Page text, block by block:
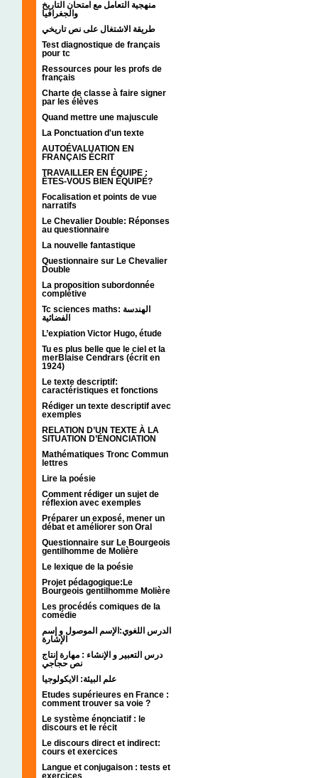
منهجية التعامل مع امتحان التاريخ
والجغرافيا
طريقة الاشتغال على نص تاريخي
Test diagnostique de français
pour tc
Ressources pour les profs de
français
Charte de classe à faire signer
par les élèves
Quand mettre une majuscule
La Ponctuation d'un texte
AUTOÉVALUATION EN
FRANÇAIS ÉCRIT
TRAVAILLER EN ÉQUIPE :
ÊTES-VOUS BIEN ÉQUIPÉ?
Focalisation et points de vue
narratifs
Le Chevalier Double: Réponses
au questionnaire
La nouvelle fantastique
Questionnaire sur Le Chevalier
Double
La proposition subordonnée
complétive
Tc sciences maths: الهندسة
الفضائية
L’expiation Victor Hugo, étude
Tu es plus belle que le ciel et la
merBlaise Cendrars (écrit en
1924)
Le texte descriptif:
caractéristiques et fonctions
Rédiger un texte descriptif avec
exemples
RELATION D’UN TEXTE À LA
SITUATION D’ÉNONCIATION
Mathématiques Tronc Commun
lettres
Lire la poésie
Comment rédiger un sujet de
réflexion avec exemples
Préparer un exposé, mener un
débat et améliorer son Oral
Questionnaire sur Le Bourgeois
gentilhomme de Molière
Le lexique de la poésie
Projet pédagogique:Le
Bourgeois gentilhomme Molière
Les procédés comiques de la
comédie
الدرس اللغوي:الإسم الموصول و إسم
الإشارة
درس التعبير و الإنشاء : مهارة إنتاج
نص حجاجي
علم البيئة: الايكولوجيا
Etudes supérieures en France :
comment trouver sa voie ?
Le système énonciatif : le
discours et le récit
Le discours direct et indirect:
cours et exercices
Langue et conjugaison : tests et
exercices